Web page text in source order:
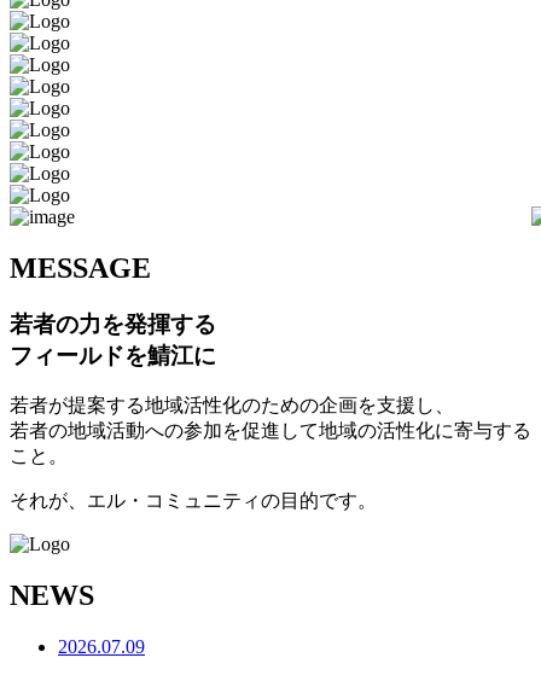
MESSAGE
若者の力を発揮する
フィールドを鯖江に
若者が提案する地域活性化のための企画を支援し、
若者の地域活動への参加を促進して地域の活性化に寄与する
こと。
それが、エル・コミュニティの目的です。
NEWS
2026.07.09